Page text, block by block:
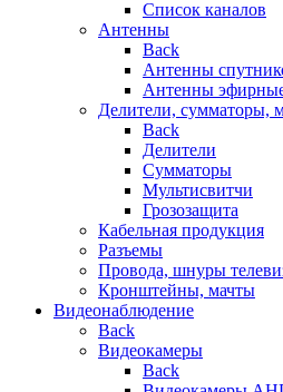
Список каналов
Антенны
Back
Антенны
Антенны
Делители, сумматоры,
Back
Делители
Сумматоры
Мультисвитчи
Грозозащита
Кабельная продукция
Разъемы
Провода, шнуры
Кронштейны, мачты
Видеонаблюдение
Back
Видеокамеры
Back